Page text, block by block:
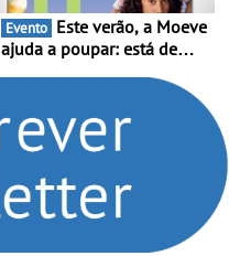
Evento
ajuda a poupar: está de
Volta” com descontos de